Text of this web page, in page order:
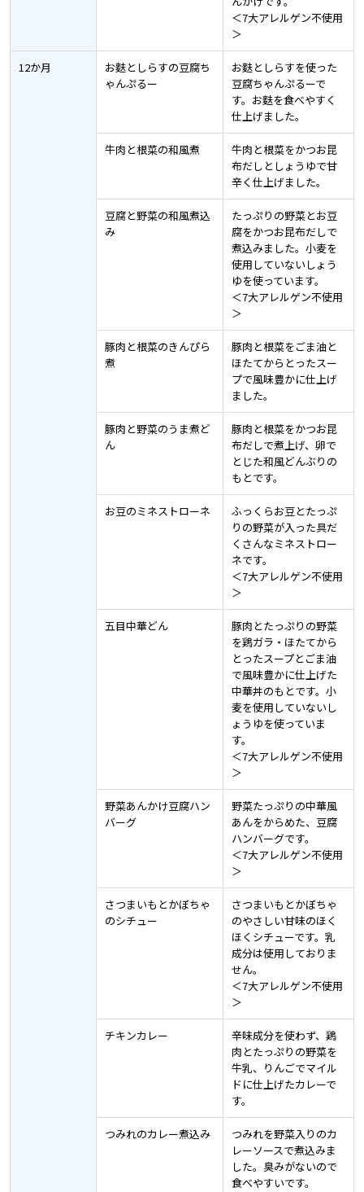
＜7大アレルゲン不使用
＞
12か月
お麩としらすの豆腐ち
ゃんぷるー
お麩としらすを使った
豆腐ちゃんぷるーで
す。お麩を食べやすく
仕上げました。
牛肉と根菜の和風煮
牛肉と根菜をかつお昆
布だしとしょうゆで甘
辛く仕上げました。
豆腐と野菜の和風煮込
み
たっぷりの野菜とお豆
腐をかつお昆布だしで
煮込みました。小麦を
使用していないしょう
ゆを使っています。
＜7大アレルゲン不使用
＞
豚肉と根菜のきんぴら
煮
豚肉と根菜をごま油と
ほたてからとったスー
プで風味豊かに仕上げ
ました。
豚肉と野菜のうま煮ど
ん
豚肉と根菜をかつお昆
布だしで煮上げ、卵で
とじた和風どんぶりの
もとです。
お豆のミネストローネ
ふっくらお豆とたっぷ
りの野菜が入った具だ
くさんなミネストロー
ネです。
＜7大アレルゲン不使用
＞
五目中華どん
豚肉とたっぷりの野菜
を鶏ガラ・ほたてから
とったスープとごま油
で風味豊かに仕上げた
中華丼のもとです。小
麦を使用していないし
ょうゆを使っていま
す。
＜7大アレルゲン不使用
＞
野菜あんかけ豆腐ハン
バーグ
野菜たっぷりの中華風
あんをからめた、豆腐
ハンバーグです。
＜7大アレルゲン不使用
＞
さつまいもとかぼちゃ
のシチュー
さつまいもとかぼちゃ
のやさしい甘味のほく
ほくシチューです。乳
成分は使用しておりま
せん。
＜7大アレルゲン不使用
＞
チキンカレー
辛味成分を使わず、鶏
肉とたっぷりの野菜を
牛乳、りんごでマイル
ドに仕上げたカレーで
す。
つみれのカレー煮込み
つみれを野菜入りのカ
レーソースで煮込みま
した。臭みがないので
食べやすいです。